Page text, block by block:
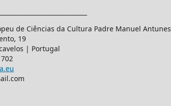
de Ciências da Cultura Padre Manuel Antunes
19
| Portugal